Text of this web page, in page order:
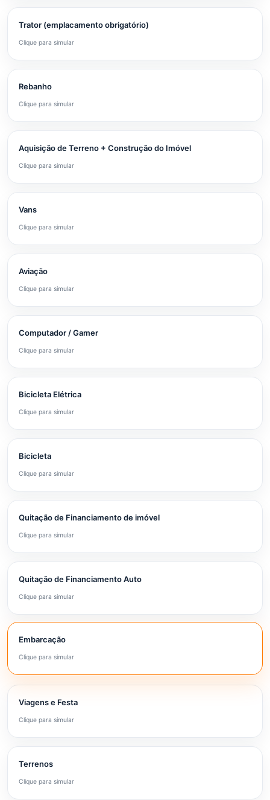
Trator (emplacamento obrigatório)
Clique para simular
Rebanho
Clique para simular
Aquisição de Terreno + Construção do Imóvel
Clique para simular
Vans
Clique para simular
Aviação
Clique para simular
Computador / Gamer
Clique para simular
Bicicleta Elétrica
Clique para simular
Bicicleta
Clique para simular
Quitação de Financiamento de imóvel
Clique para simular
Quitação de Financiamento Auto
Clique para simular
Embarcação
Clique para simular
Viagens e Festa
Clique para simular
Terrenos
Clique para simular